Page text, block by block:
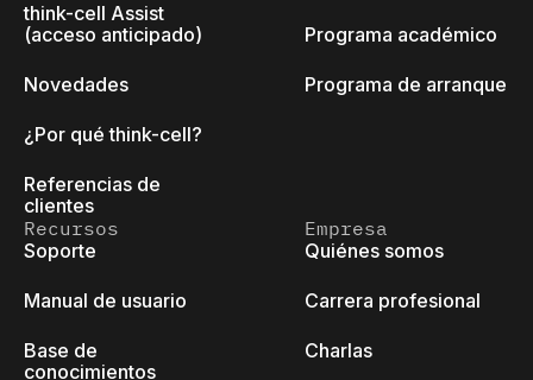
think-cell Assist
(acceso anticipado)
Novedades
¿Por qué think-cell?
Referencias de
clientes
Programa académico
Programa de arranque
Recursos
Soporte
Manual de usuario
Base de
conocimientos
Empresa
Quiénes somos
Carrera profesional
Charlas